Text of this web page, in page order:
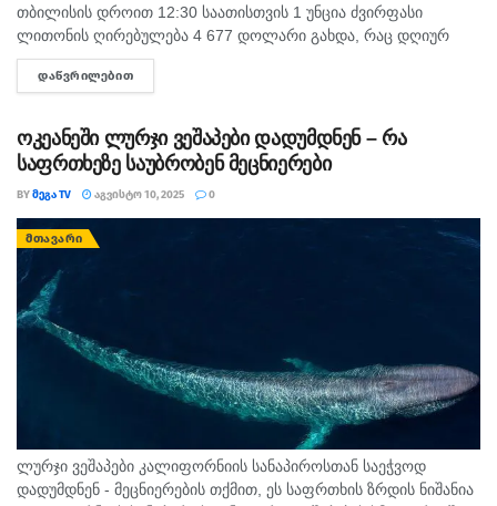
თბილისის დროით 12:30 საათისთვის 1 უნცია ძვირფასი
ლითონის ღირებულება 4 677 დოლარი გახდა, რაც დღიურ
ჭრილში ძვირფასი ლითონის ფასზე 2.65%-იან მატებას
წარმოადგენს. რაც შეეხება...
ᲓᲐᲬᲕᲠᲘᲚᲔᲑᲘᲗ
ოკეანეში ლურჯი ვეშაპები დადუმდნენ – რა
საფრთხეზე საუბრობენ მეცნიერები
BYᲛᲔᲒᲐ TV ᲐᲒᲕᲘᲡᲢᲝ 10, 2025 0
ᲛᲗᲐᲕᲐᲠᲘ
ლურჯი ვეშაპები კალიფორნიის სანაპიროსთან საეჭვოდ
დადუმდნენ - მეცნიერების თქმით, ეს საფრთხის ზრდის ნიშანია